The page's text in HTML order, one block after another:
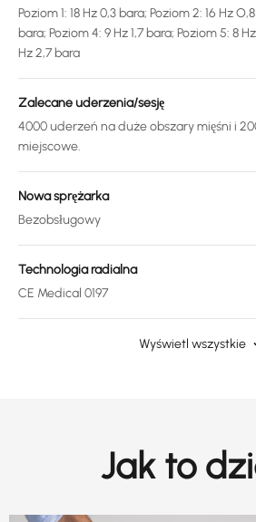
Poziom 1: 18 Hz 0,3 bara; Poziom 2: 16 Hz
bara; Poziom 4: 9 Hz 1,7 bara; Poziom 5: 8
Hz 2,7 bara
Zalecane uderzenia/sesję
4000 uderzeń na duże obszary mięśni i
miejscowe.
Nowa sprężarka
Bezobsługowy
Technologia radialna
CE Medical 0197
Wyświetl wszystkie
Jak to